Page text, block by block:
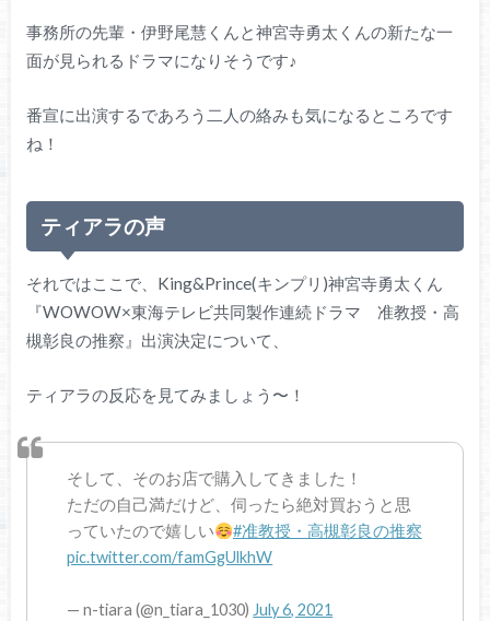
事務所の先輩・伊野尾慧くんと神宮寺勇太くんの新たな一
面が見られるドラマになりそうです♪
番宣に出演するであろう二人の絡みも気になるところです
ね！
ティアラの声
それではここで、King&Prince(キンプリ)神宮寺勇太くん
『WOWOW×東海テレビ共同製作連続ドラマ 准教授・高
槻彰良の推察』出演決定について、
ティアラの反応を見てみましょう〜！
そして、そのお店で購入してきました！
ただの自己満だけど、伺ったら絶対買おうと思
っていたので嬉しい
#准教授・高槻彰良の推察
pic.twitter.com/famGgUlkhW
— n-tiara (@n_tiara_1030) July 6, 2021